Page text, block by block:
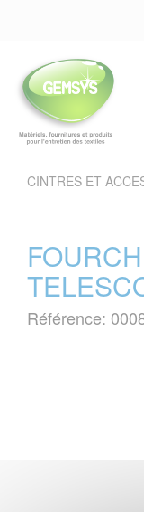
CINTRES ET
Référence: